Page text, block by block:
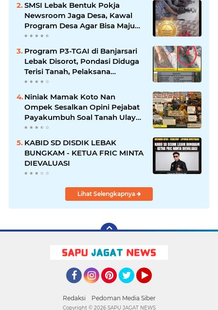
SMSI Lebak Bentuk Pokja
Newsroom Jaga Desa, Kawal
Program Desa Agar Bisa Maju
dan Mandiri
Program P3-TGAI di Banjarsari
Lebak Disorot, Pondasi Diduga
Terisi Tanah, Pelaksana
Terancam Sanksi Berat Hingga
Pidana
Niniak Mamak Koto Nan
Ompek Sesalkan Opini Pejabat
Payakumbuh Soal Tanah Ulayat
Demi Jabatan
KABID SD DISDIK LEBAK
BUNGKAM - KETUA FRIC MINTA
DIEVALUASI
Lihat Selengkapnya
Redaksi Pedoman Media Siber
Copyright © 2026 SAPU JAGAT NEWS